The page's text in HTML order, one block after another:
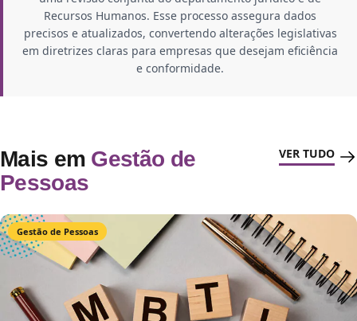
Recursos Humanos. Esse processo assegura dados
precisos e atualizados, convertendo alterações legislativas
em diretrizes claras para empresas que desejam eficiência
e conformidade.
Mais em Gestão de
Pessoas
VER TUDO
Gestão de Pessoas